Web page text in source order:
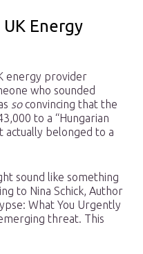
Energy
energy provider
who sounded
soconvincing that the
to a “Hungarian
actually belonged to a
sound like something
to Nina Schick, Author
What You Urgently
threat. This